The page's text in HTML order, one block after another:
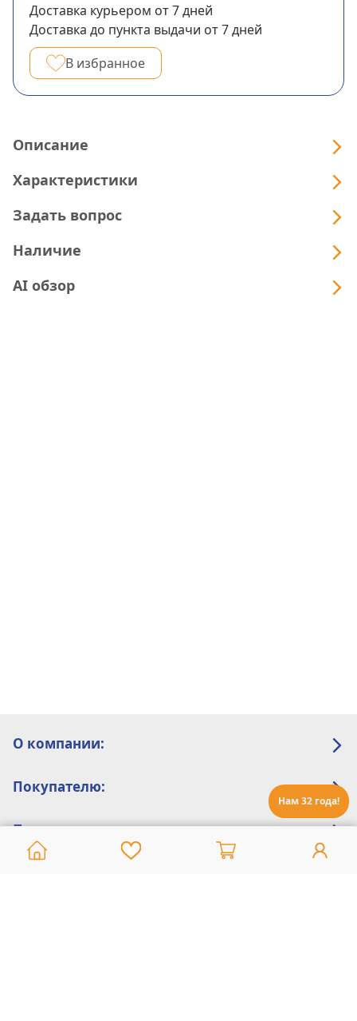
Нам 32 года!
Доставка курьером от 7дней
Доставка до пункта выдачи от 7дней
В избранное
Описание
Характеристики
Задать вопрос
Наличие
AI обзор
О компании:
Покупателю:
Помощь: